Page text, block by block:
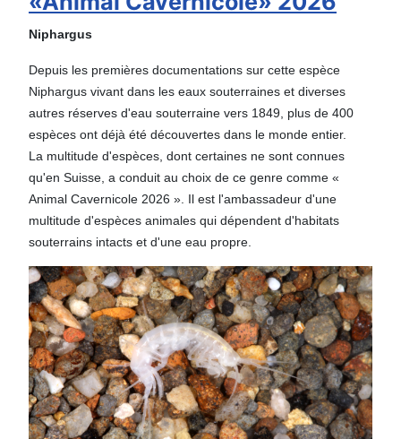
Niphargus
Depuis les premières documentations sur cette espèce
Niphargus vivant dans les eaux souterraines et diverses
autres réserves d'eau souterraine vers 1849, plus de 400
espèces ont déjà été découvertes dans le monde entier.
La multitude d'espèces, dont certaines ne sont connues
qu'en Suisse, a conduit au choix de ce genre comme «
Animal Cavernicole 2026 ». Il est l'ambassadeur d'une
multitude d'espèces animales qui dépendent d'habitats
souterrains intacts et d'une eau propre.